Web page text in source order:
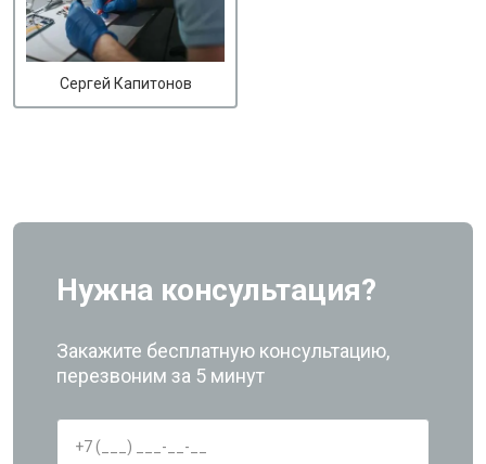
Сергей Капитонов
Нужна консультация?
Закажите бесплатную консультацию,
перезвоним за 5 минут